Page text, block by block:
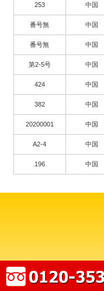
253 中国
番号無 中国
番号無 中国
第2-5号 中国
424 中国
382 中国
20200001 中国
A2-4 中国
196 中国